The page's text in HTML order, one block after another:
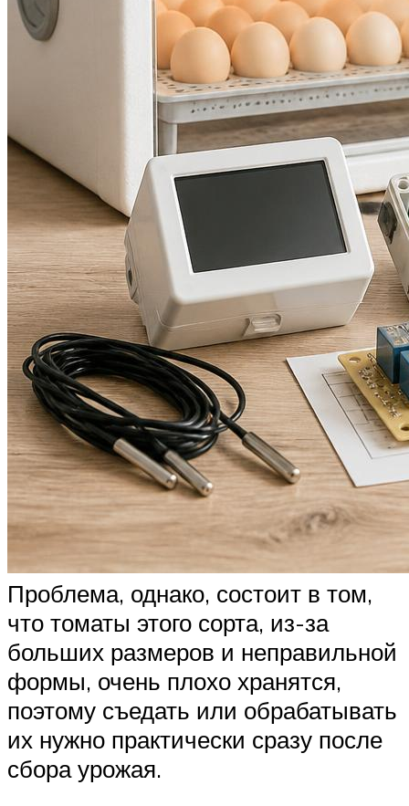
Проблема, однако, состоит в том,
что томаты этого сорта, из-за
больших размеров и неправильной
формы, очень плохо хранятся,
поэтому съедать или обрабатывать
их нужно практически сразу после
сбора урожая.